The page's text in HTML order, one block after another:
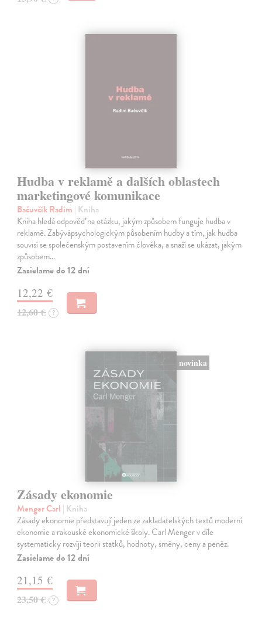
Hudba v reklamě a dalších oblastech
marketingové komunikace
Bačuvčík Radim | Kniha
Kniha hledá odpověď na otázku, jakým způsobem funguje hudba v
reklamě. Zabývápsychologickým působením hudby a tím, jak hudba
souvisí se společenským postavením člověka, a snaží se ukázat, jakým
způsobem…
Zasielame do 12 dní
12,22 €
12,60 € ?
novinka
Zásady ekonomie
Menger Carl | Kniha
Zásady ekonomie představují jeden ze zakladatelských textů moderní
ekonomie a rakouské ekonomické školy. Carl Menger v díle
systematicky rozvíjí teorii statků, hodnoty, směny, ceny a peněz.
Zasielame do 12 dní
21,15 €
23,50 € ?